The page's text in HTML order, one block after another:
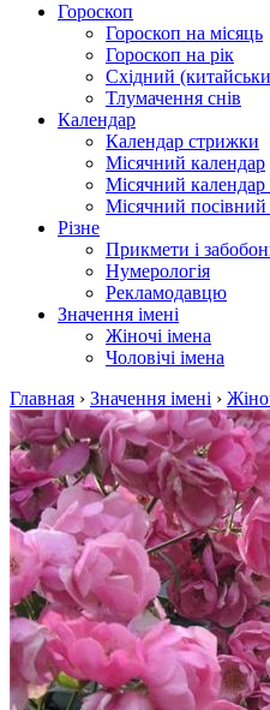
Гороскоп
Гороскоп на місяць
Гороскоп на рік
Східний
Тлумачення снів
Календар
Календар стрижки
Місячний календар
Місячний календар
Місячний посівний
Різне
Прикмети і
Нумерологія
Рекламодавцю
Значення імені
Жіночі імена
Чоловічі імена
Главная › Значення імені ›